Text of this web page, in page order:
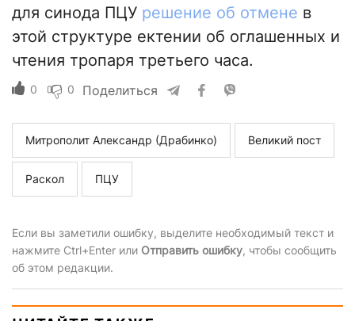
для синода ПЦУ решение об отмене в
этой структуре ектении об оглашенных и
чтения тропаря третьего часа.
0 0 Поделиться
Митрополит Александр (Драбинко) Великий пост
Раскол ПЦУ
Если вы заметили ошибку, выделите необходимый текст и
нажмите Ctrl+Enter или Отправить ошибку, чтобы сообщить
об этом редакции.